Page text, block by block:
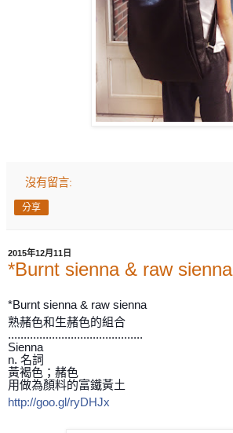
沒有留言:
分享
2015年12月11日
*Burnt sienna & raw sienna
*Burnt sienna & raw sienna
熟赭色和生赭色的組合
...........................................
Sienna
n. 名詞
黃褐色；赭色
用做為顏料的富鐵黃土
http://goo.gl/ryDHJx